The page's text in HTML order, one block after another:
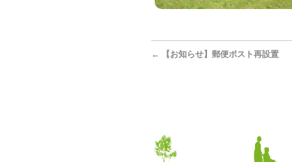
← 【お知らせ】郵便ポスト再設置